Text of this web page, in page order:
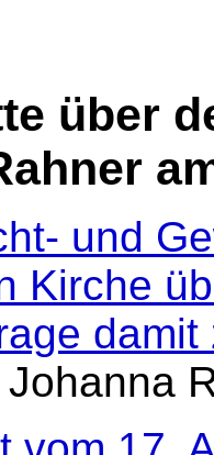
über
und
Kirche
damit